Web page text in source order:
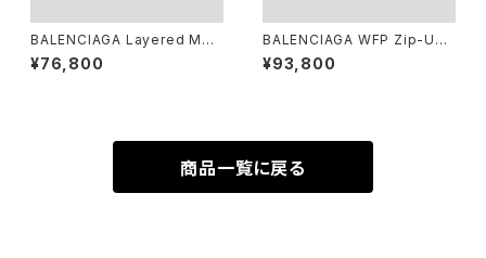
BALENCIAGA Layered Med
ium Fit Hoodie Blue S
¥76,800
BALENCIAGA WFP Zip-Up
Hoodie Black 3
¥93,800
商品一覧に戻る